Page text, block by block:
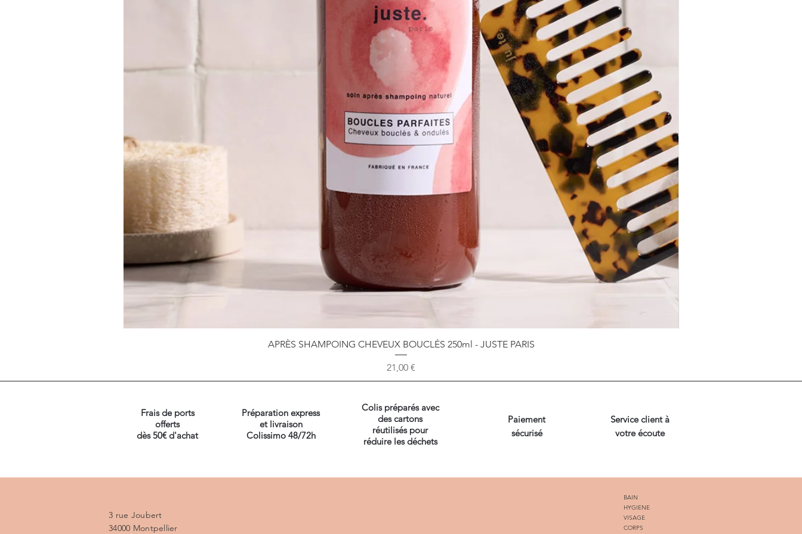
Aperçu rapide
APRÈS SHAMPOING CHEVEUX BOUCLÉS 250ml - JUSTE PARIS
Prix
21,00 €
Frais de ports
offerts
dès 50€ d'achat
Préparation express
et livraison
Colissimo 48/72h
Colis préparés avec
des cartons
réutilisés pour
réduire les déchets
Paiement
sécurisé
Service client à
votre écoute
3 rue Joubert
34000 Montpellier
BAIN
HYGIENE
VISAGE
CORPS